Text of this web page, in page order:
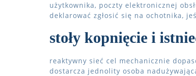
użytkownika, poczty elektronicznej
deklarować zgłosić się na ochotnika,
stoły kopnięcie i
reaktywny sieć cel mechanicznie
dostarcza jednolity osoba